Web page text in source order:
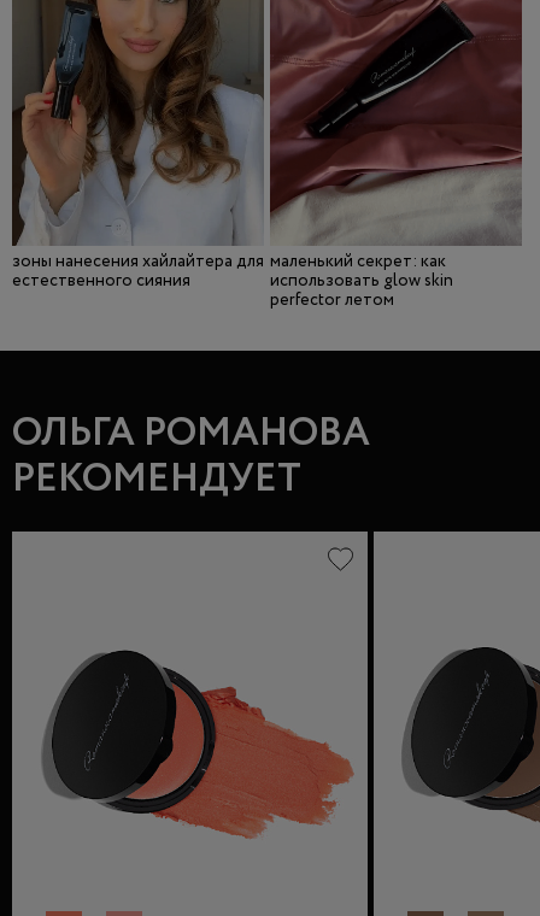
зоны нанесения хайлайтера для
естественного сияния
маленький секрет: как
использовать glow skin
perfector летом
ОЛЬГА РОМАНОВА
РЕКОМЕНДУЕТ